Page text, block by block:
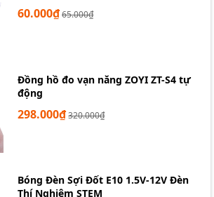
60.000₫65.000₫
Đồng hồ đo vạn năng ZOYI ZT-S4 tự
động
298.000₫320.000₫
Bóng Đèn Sợi Đốt E10 1.5V-12V Đèn
Thí Nghiệm STEM